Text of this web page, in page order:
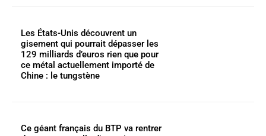
Les États-Unis découvrent un
gisement qui pourrait dépasser les
129 milliards d’euros rien que pour
ce métal actuellement importé de
Chine : le tungstène
Ce géant français du BTP va rentrer